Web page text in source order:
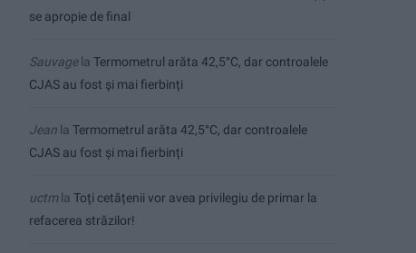
se apropie de final
Sauvagela Termometrul arăta 42,5°C, dar controalele
CJAS au fost și mai fierbinți
Jean la Termometrul arăta 42,5°C, dar controalele
CJAS au fost și mai fierbinți
uctmla Toți cetățenii vor avea privilegiu de primar la
refacerea străzilor!